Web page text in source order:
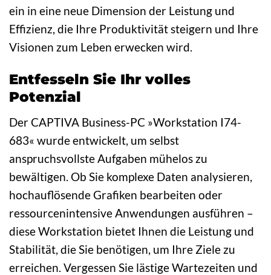
ein in eine neue Dimension der Leistung und
Effizienz, die Ihre Produktivität steigern und Ihre
Visionen zum Leben erwecken wird.
Entfesseln Sie Ihr volles
Potenzial
Der CAPTIVA Business-PC »Workstation I74-
683« wurde entwickelt, um selbst
anspruchsvollste Aufgaben mühelos zu
bewältigen. Ob Sie komplexe Daten analysieren,
hochauflösende Grafiken bearbeiten oder
ressourcenintensive Anwendungen ausführen –
diese Workstation bietet Ihnen die Leistung und
Stabilität, die Sie benötigen, um Ihre Ziele zu
erreichen. Vergessen Sie lästige Wartezeiten und